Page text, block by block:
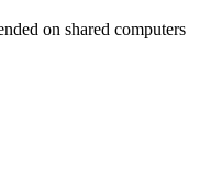
on shared computers